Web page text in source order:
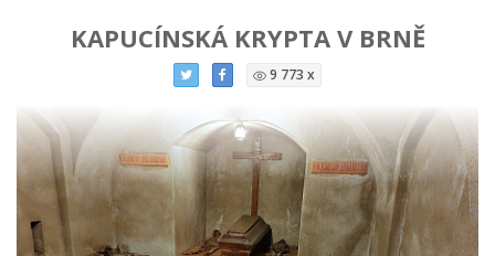
KAPUCÍNSKÁ KRYPTA V BRNĚ
9 773 x